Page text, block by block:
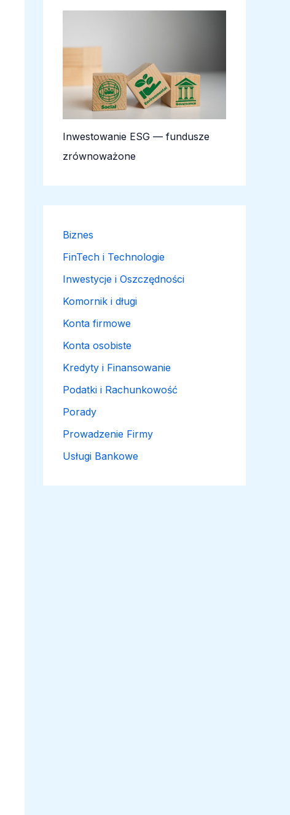
Inwestowanie ESG — fundusze
zrównoważone
Biznes
FinTech i Technologie
Inwestycje i Oszczędności
Komornik i długi
Konta firmowe
Konta osobiste
Kredyty i Finansowanie
Podatki i Rachunkowość
Porady
Prowadzenie Firmy
Usługi Bankowe